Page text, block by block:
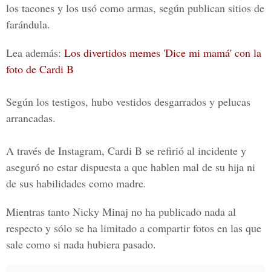
los tacones y los usó como armas, según publican sitios de
farándula.
Lea además: Los divertidos memes 'Dice mi mamá' con la
foto de Cardi B
Según los testigos, hubo vestidos desgarrados y pelucas
arrancadas.
A través de Instagram, Cardi B se refirió al incidente y
aseguró no estar dispuesta a que hablen mal de su hija ni
de sus habilidades como madre.
Mientras tanto Nicky Minaj no ha publicado nada al
respecto y sólo se ha limitado a compartir fotos en las que
sale como si nada hubiera pasado.